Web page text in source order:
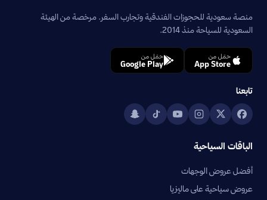
منصة سعودية للحجوزات الفندقية وتجارب السفر. مرخصة من الهيئة
السعودية للسياحة منذ 2014.
حمّل من
App Store
حمّل من
Google Play
تابعنا
الباقات السياحية
أفضل عروض الوجهات
عروض سياحية على ماليزيا